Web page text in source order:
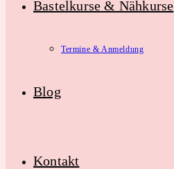
Bastelkurse & Nähkurse
Termine & Anmeldung
Blog
Kontakt